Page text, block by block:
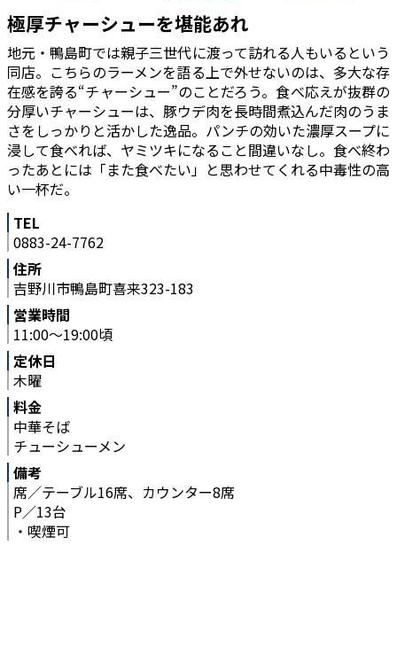
極厚チャーシューを堪能あれ
地元・鴨島町では親子三世代に渡って訪れる人もいるという
同店。こちらのラーメンを語る上で外せないのは、多大な存
在感を誇る“チャーシュー”のことだろう。食べ応えが抜群の
分厚いチャーシューは、豚ウデ肉を長時間煮込んだ肉のうま
さをしっかりと活かした逸品。パンチの効いた濃厚スープに
浸して食べれば、ヤミツキになること間違いなし。食べ終わ
ったあとには「また食べたい」と思わせてくれる中毒性の高
い一杯だ。
TEL
0883-24-7762
住所
吉野川市鴨島町喜来323-183
営業時間
11:00～19:00頃
定休日
木曜
料金
中華そば
チューシューメン
備考
席／テーブル16席、カウンター8席
P／13台
・喫煙可